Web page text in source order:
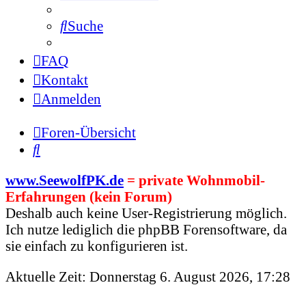
Suche
FAQ
Kontakt
Anmelden
Foren-Übersicht
www.SeewolfPK.de = private Wohnmobil-
Erfahrungen (kein Forum)
Deshalb auch keine User-Registrierung möglich.
Ich nutze lediglich die phpBB Forensoftware, da
sie einfach zu konfigurieren ist.
Aktuelle Zeit: Donnerstag 6. August 2026, 17:28